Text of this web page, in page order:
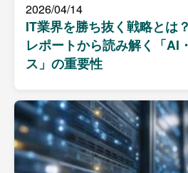
2026/04/14
IT業界を勝ち抜く戦略とは
レポートから読み解く「AI
ス」の重要性